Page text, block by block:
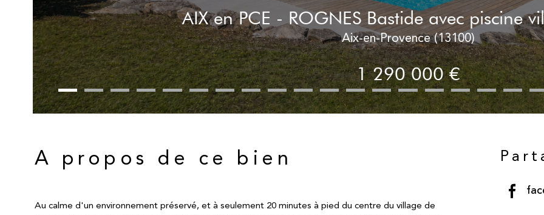
AIX en PCE - ROGNES Bastide avec piscine
Aix-en-Provence (13100)
1 290 000 €
A propos de ce bien
Au calme d'un environnement préservé, et à seulement 20 minutes à pied du centre du village de